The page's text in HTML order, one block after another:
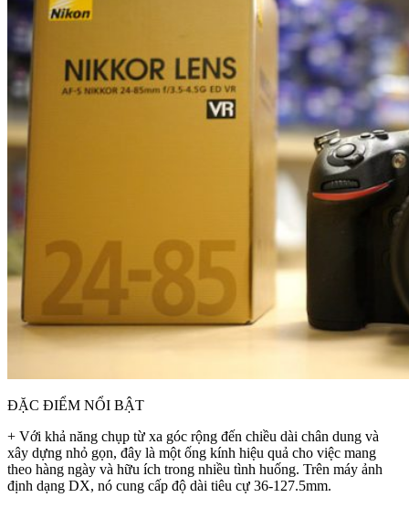
ĐẶC ĐIỂM NỔI BẬT
+ Với khả năng chụp từ xa góc rộng đến chiều dài chân dung và
xây dựng nhỏ gọn, đây là một ống kính hiệu quả cho việc mang
theo hàng ngày và hữu ích trong nhiều tình huống. Trên máy ảnh
định dạng DX, nó cung cấp độ dài tiêu cự 36-127.5mm.